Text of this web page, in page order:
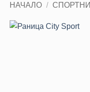
НАЧАЛО / СПОРТНИ